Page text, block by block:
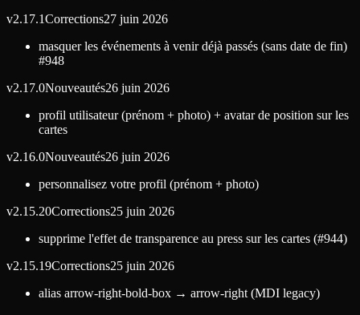
v2.17.1Corrections27 juin 2026
masquer les événements à venir déjà passés (sans date de fin)
#948
v2.17.0Nouveautés26 juin 2026
profil utilisateur (prénom + photo) + avatar de position sur les
cartes
v2.16.0Nouveautés26 juin 2026
personnalisez votre profil (prénom + photo)
v2.15.20Corrections25 juin 2026
supprime l'effet de transparence au press sur les cartes (#944)
v2.15.19Corrections25 juin 2026
alias arrow-right-bold-box → arrow-right (MDI legacy)